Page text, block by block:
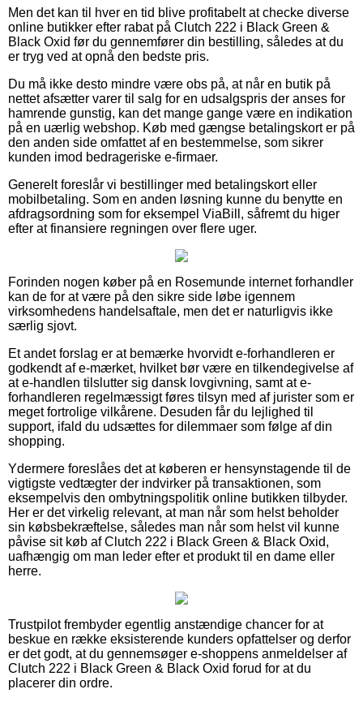
Men det kan til hver en tid blive profitabelt at checke diverse
online butikker efter rabat på Clutch 222 i Black Green &
Black Oxid før du gennemfører din bestilling, således at du
er tryg ved at opnå den bedste pris.
Du må ikke desto mindre være obs på, at når en butik på
nettet afsætter varer til salg for en udsalgspris der anses for
hamrende gunstig, kan det mange gange være en indikation
på en uærlig webshop. Køb med gængse betalingskort er på
den anden side omfattet af en bestemmelse, som sikrer
kunden imod bedrageriske e-firmaer.
Generelt foreslår vi bestillinger med betalingskort eller
mobilbetaling. Som en anden løsning kunne du benytte en
afdragsordning som for eksempel ViaBill, såfremt du higer
efter at finansiere regningen over flere uger.
Forinden nogen køber på en Rosemunde internet forhandler
kan de for at være på den sikre side løbe igennem
virksomhedens handelsaftale, men det er naturligvis ikke
særlig sjovt.
Et andet forslag er at bemærke hvorvidt e-forhandleren er
godkendt af e-mærket, hvilket bør være en tilkendegivelse af
at e-handlen tilslutter sig dansk lovgivning, samt at e-
forhandleren regelmæssigt føres tilsyn med af jurister som er
meget fortrolige vilkårene. Desuden får du lejlighed til
support, ifald du udsættes for dilemmaer som følge af din
shopping.
Ydermere foreslåes det at køberen er hensynstagende til de
vigtigste vedtægter der indvirker på transaktionen, som
eksempelvis den ombytningspolitik online butikken tilbyder.
Her er det virkelig relevant, at man når som helst beholder
sin købsbekræftelse, således man når som helst vil kunne
påvise sit køb af Clutch 222 i Black Green & Black Oxid,
uafhængig om man leder efter et produkt til en dame eller
herre.
Trustpilot frembyder egentlig anstændige chancer for at
beskue en række eksisterende kunders opfattelser og derfor
er det godt, at du gennemsøger e-shoppens anmeldelser af
Clutch 222 i Black Green & Black Oxid forud for at du
placerer din ordre.